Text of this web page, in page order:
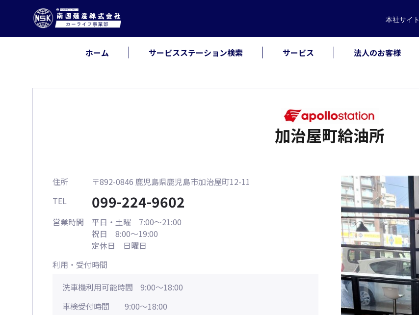
本社サイト
ホーム サービスステーション検索 サービス 法人のお客様
加治屋町給油所
住所
〒892-0846 鹿児島県鹿児島市加治屋町12-11
TEL
099-224-9602
営業時間
平日・土曜 7:00～21:00
祝日 8:00～19:00
定休日 日曜日
利用・受付時間
洗車機利用可能時間
9:00～18:00
車検受付時間
9:00～18:00